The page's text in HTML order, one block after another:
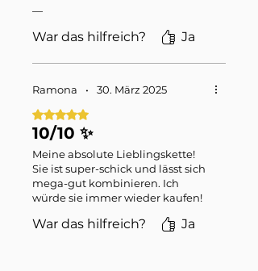
—
War das hilfreich? Ja
Ramona • 30. März 2025
Mit 5 von 5 Sternen bewertet.
10/10 ✨
Meine absolute Lieblingskette!
Sie ist super-schick und lässt sich
mega-gut kombinieren. Ich
würde sie immer wieder kaufen!
War das hilfreich? Ja